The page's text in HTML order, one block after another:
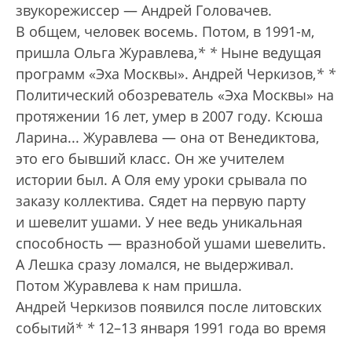
звукорежиссер — Андрей Головачев.
В общем, человек восемь. Потом, в 1991-м,
пришла Ольга Журавлева,* * Ныне ведущая
программ «Эха Москвы». Андрей Черкизов,* *
Политический обозреватель «Эха Москвы» на
протяжении 16 лет, умер в 2007 году. Ксюша
Ларина... Журавлева — она от Венедиктова,
это его бывший класс. Он же учителем
истории был. А Оля ему уроки срывала по
заказу коллектива. Сядет на первую парту
и шевелит ушами. У нее ведь уникальная
способность — вразнобой ушами шевелить.
А Лешка сразу ломался, не выдерживал.
Потом Журавлева к нам пришла.
Андрей Черкизов появился после литовских
событий* * 12–13 января 1991 года во время